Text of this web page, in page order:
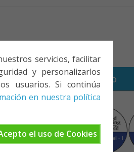
servicios, facilitar
y personalizarlos
usuarios. Si continúa
en nuestra política
el uso de Cookies
YOUTUBE CONTACTO